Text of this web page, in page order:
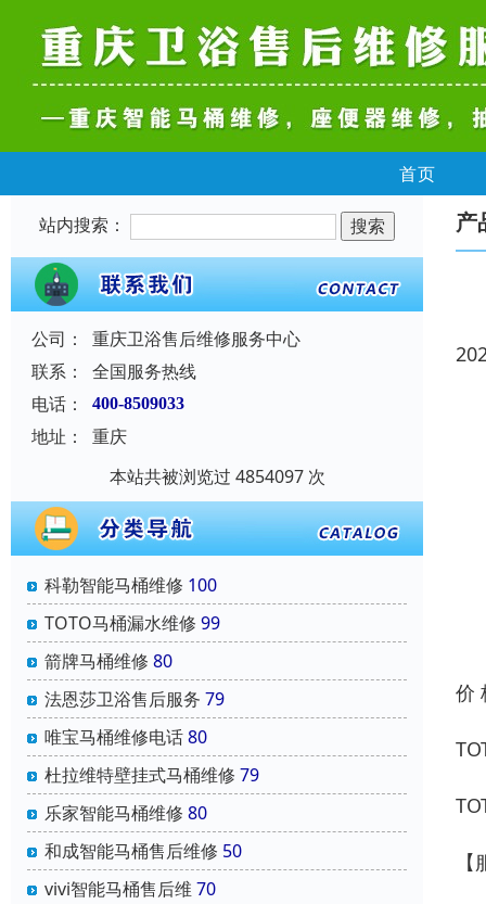
首页
站内搜索：
公司：
重庆卫浴售后维修服务中心
联系：
全国服务热线
电话：
400-8509033
地址：
重庆
本站共被浏览过 4854097 次
科勒智能马桶维修 100
TOTO马桶漏水维修 99
箭牌马桶维修 80
法恩莎卫浴售后服务 79
唯宝马桶维修电话80
杜拉维特壁挂式马桶维修 79
乐家智能马桶维修 80
和成智能马桶售后维修 50
vivi智能马桶售后维 70
产
价